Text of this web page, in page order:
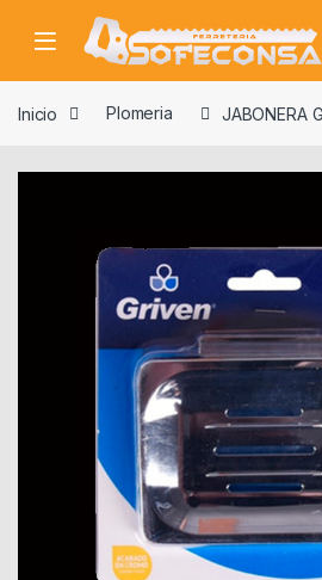
Skip to navigation
Skip to content
Inicio Plomeria JABONERA